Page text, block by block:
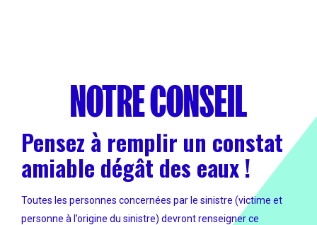
NOTRECONSEIL
Pensez à remplir un constat
amiable dégât des eaux !
Toutes les personnes concernées par le sinistre (victime et
personne à l’origine du sinistre) devront renseigner ce